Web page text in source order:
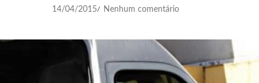
14/04/2015/ Nenhum comentário